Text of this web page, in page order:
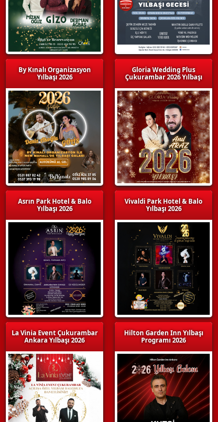
By Kınalı Organizasyon
Yılbaşı 2026
Asrın Park Hotel & Balo
Yılbaşı 2026
La Vinia Event Çukurambar
Ankara Yılbaşı 2026
Gloria Wedding Plus
Çukurambar 2026 Yılbaşı
Vivaldi Park Hotel & Balo
Yılbaşı 2026
Hilton Garden Inn Yılbaşı
Programı 2026